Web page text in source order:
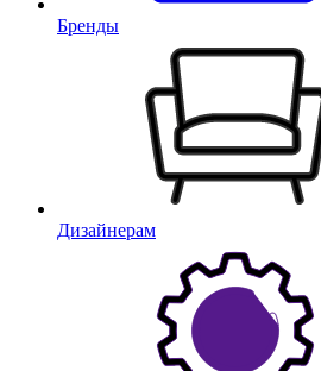
Бренды
Дизайнерам